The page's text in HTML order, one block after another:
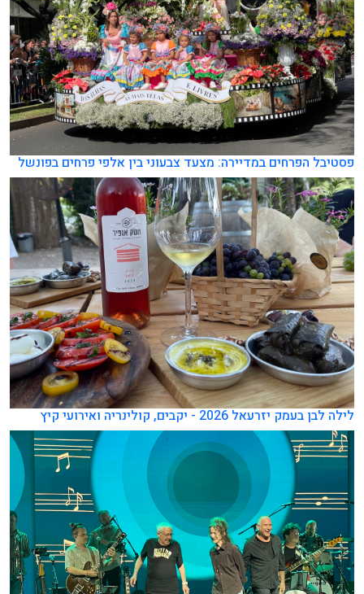
פסטיבל הפרחים במדיירה: מצעד צבעוני בין אלפי פרחים בפונשל
לילה לבן בעמק יזרעאל 2026 - יקבים, קולינריה ואירועי קיץ